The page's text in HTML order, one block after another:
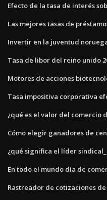
Efecto de la tasa de interés
Las mejores tasas de
Invertir en la juventud
Tasa de libor del reino unido
Motores de acciones
Tasa impositiva corporativa
¿qué es el valor del comercio
Cómo elegir ganadores de
¿qué significa el líder sindical_
En todo el mundo día de
Rastreador de cotizaciones